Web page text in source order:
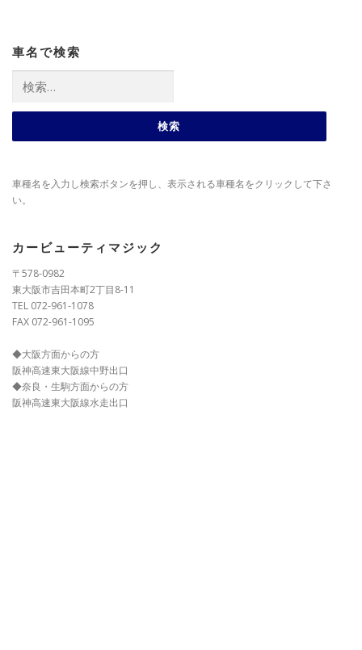
車名で検索
索:
車種名を入力し検索ボタンを押し、表示される車種名をクリックして下さ
い。
カービューティマジック
〒578-0982
東大阪市吉田本町2丁目8-11
TEL 072-961-1078
FAX 072-961-1095
◆大阪方面からの方
阪神高速東大阪線中野出口
◆奈良・生駒方面からの方
阪神高速東大阪線水走出口